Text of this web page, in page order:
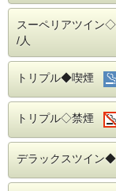
営業
名古
おり
■交
名
近鉄
ＪＲ
名
発着
■み
名古
スーペリアツイ
/人
トリプル◆喫煙
トリプル◇禁煙
デラックスツイン